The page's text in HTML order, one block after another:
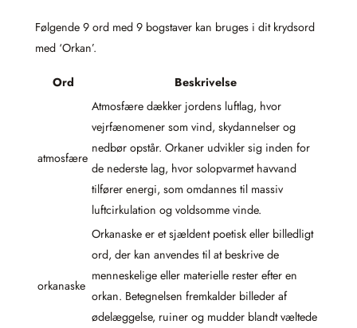
Følgende 9 ord med 9 bogstaver kan bruges i dit krydsord
med ‘Orkan’.
Ord Beskrivelse
atmosfære
Atmosfære dækker jordens luftlag, hvor
vejrfænomener som vind, skydannelser og
nedbør opstår. Orkaner udvikler sig inden for
de nederste lag, hvor solopvarmet havvand
tilfører energi, som omdannes til massiv
luftcirkulation og voldsomme vinde.
orkanaske
Orkanaske er et sjældent poetisk eller billedligt
ord, der kan anvendes til at beskrive de
menneskelige eller materielle rester efter en
orkan. Betegnelsen fremkalder billeder af
ødelæggelse, ruiner og mudder blandt væltede